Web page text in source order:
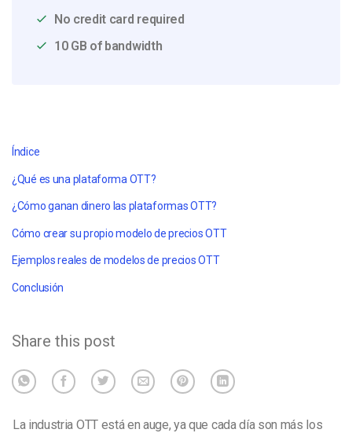
No credit card required
10 GB of bandwidth
Índice
¿Qué es una plataforma OTT?
¿Cómo ganan dinero las plataformas OTT?
Cómo crear su propio modelo de precios OTT
Ejemplos reales de modelos de precios OTT
Conclusión
Share this post
La industria OTT está en auge, ya que cada día son más los